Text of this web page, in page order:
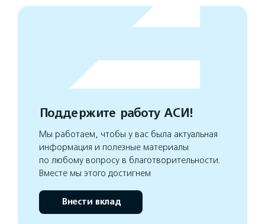
Поддержите работу АСИ!
Мы работаем, чтобы у вас была актуальная
информация и полезные материалы
по любому вопросу в благотворительности.
Вместе мы этого достигнем
Внести вклад